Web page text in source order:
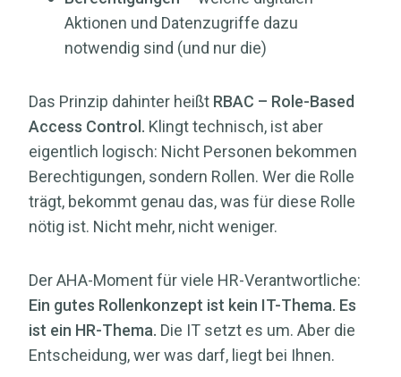
Aktionen und Datenzugriffe dazu
notwendig sind (und nur die)
Das Prinzip dahinter heißt RBAC – Role-Based
Access Control. Klingt technisch, ist aber
eigentlich logisch: Nicht Personen bekommen
Berechtigungen, sondern Rollen. Wer die Rolle
trägt, bekommt genau das, was für diese Rolle
nötig ist. Nicht mehr, nicht weniger.
Der AHA-Moment für viele HR-Verantwortliche:
Ein gutes Rollenkonzept ist kein IT-Thema. Es
ist ein HR-Thema. Die IT setzt es um. Aber die
Entscheidung, wer was darf, liegt bei Ihnen.